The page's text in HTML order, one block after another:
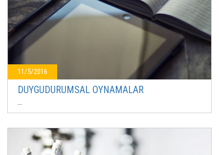
11/5/2016
DUYGUDURUMSAL OYNAMALAR
...